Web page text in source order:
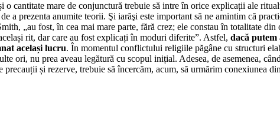
cantitate mare de conjunctură trebuie să intre în orice explicații ale
a prezenta anumite teorii. Şi iarăşi este important să ne amintim că
„au fost, în cea mai mare parte, fără crez; ele constau în totalitate
rit, dar care au fost explicați în moduri diferite”. Astfel, dacă
același lucru. În momentul conflictului religiile păgâne cu structuri
ori, nu prea aveau legătură cu scopul inițial. Adesea, de asemenea,
și rezerve, trebuie să încercăm, acum, să urmărim conexiunea